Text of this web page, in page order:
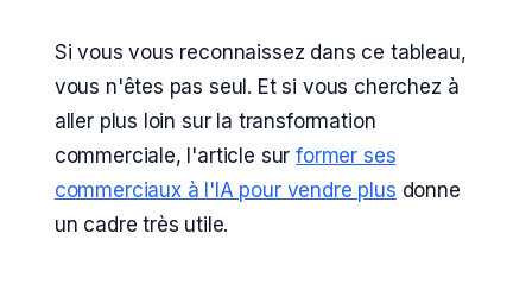
Si vous vous reconnaissez dans ce tableau,
vous n'êtes pas seul. Et si vous cherchez à
aller plus loin sur la transformation
commerciale, l'article surformer ses
commerciaux à l'IA pour vendre plus donne
un cadre très utile.